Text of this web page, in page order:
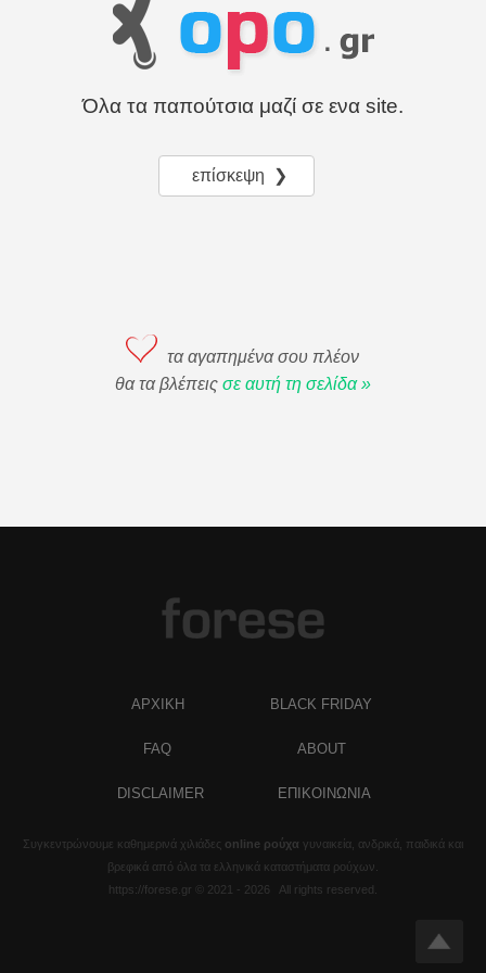
Όλα τα παπούτσια μαζί σε ενα site.
επίσκεψη ❯
τα αγαπημένα σου πλέον
θα τα βλέπεις σε αυτή τη σελίδα »
ΑΡΧΙΚΗ BLACK FRIDAY
FAQ ABOUT
DISCLAIMER ΕΠΙΚΟΙΝΩΝΙΑ
Συγκεντρώνουμε καθημερινά χιλιάδες online ρούχα γυναικεία, ανδρικά, παιδικά και
βρεφικά από όλα τα ελληνικά καταστήματα ρούχων.
https://forese.gr © 2021 - 2026 All rights reserved.